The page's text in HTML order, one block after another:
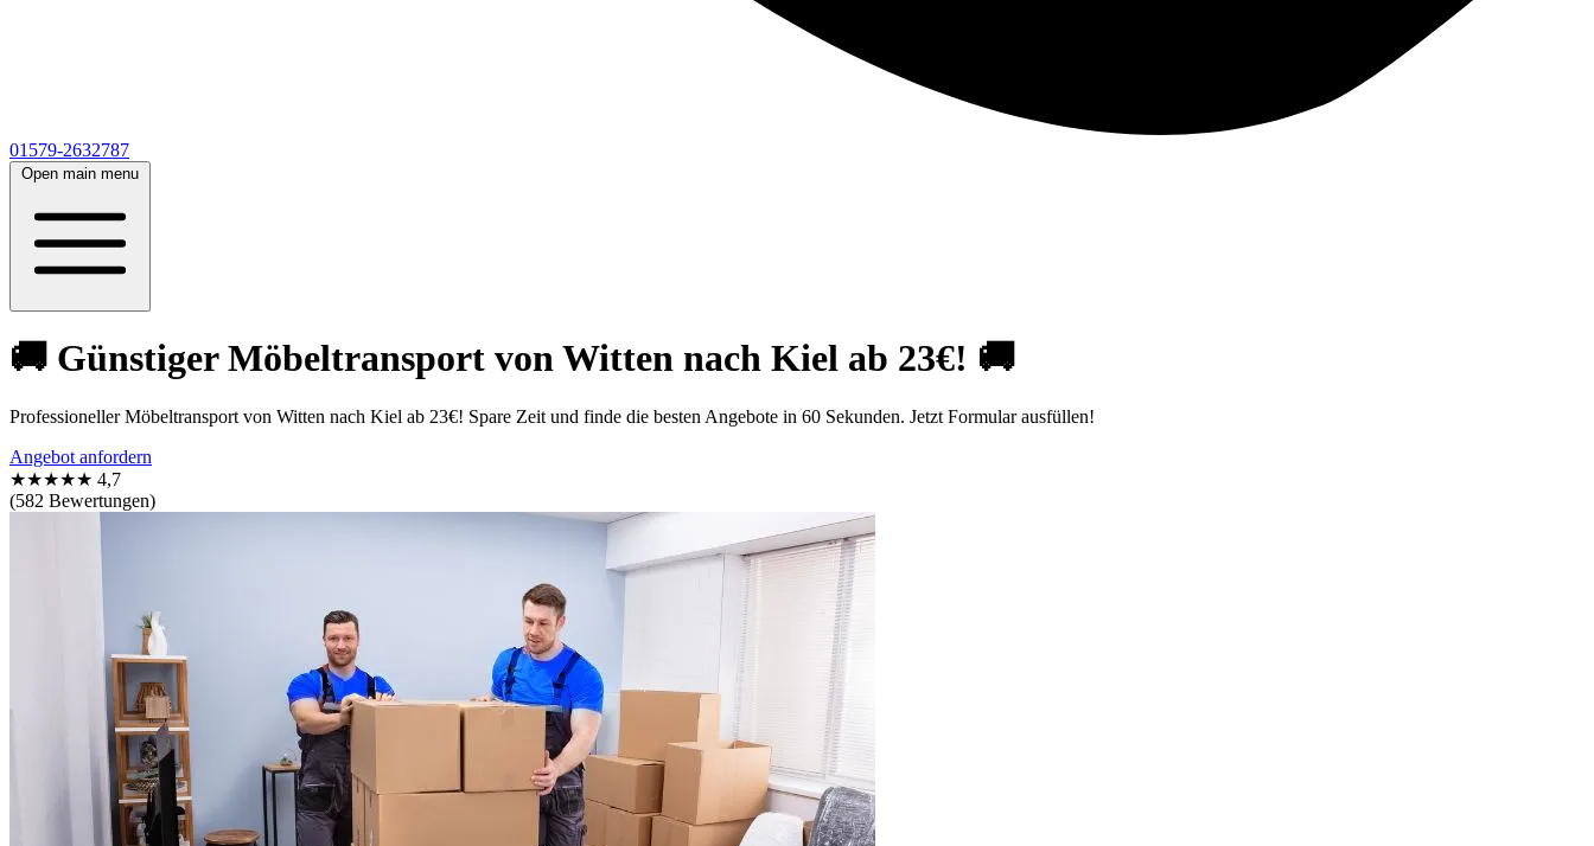
01579-2632787
Open main menu
🚚 Günstiger Möbeltransport von Witten nach Kiel ab 23€! 🚚
Professioneller Möbeltransport von Witten nach Kiel ab 23€! Spare Zeit und finde die besten Angebote in 60 Sekunden. Jetzt Formular ausfüllen!
Angebot anfordern
★★★★★ 4,7
(582 Bewertungen)